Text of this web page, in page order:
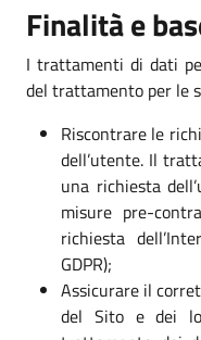
Finalità e
I trattamenti di dati
del trattamento per le
Riscontrare le
dell’utente. Il
una richiesta
misure pre-
richiesta
GDPR);
Assicurare il
del Sito e dei